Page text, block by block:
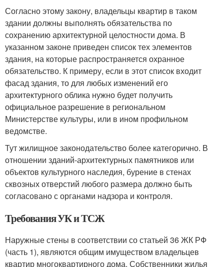
Согласно этому закону, владельцы квартир в таком
здании должны выполнять обязательства по
сохранению архитектурной целостности дома. В
указанном законе приведен список тех элементов
здания, на которые распространяется охранное
обязательство. К примеру, если в этот список входит
фасад здания, то для любых изменений его
архитектурного облика нужно будет получить
официальное разрешение в региональном
Министерстве культуры, или в ином профильном
ведомстве.
Тут жилищное законодательство более категорично. В
отношении зданий-архитектурных памятников или
объектов культурного наследия, бурение в стенах
сквозных отверстий любого размера должно быть
согласовано с органами надзора и контроля.
Требования УК и ТСЖ
Наружные стены в соответствии со статьей 36 ЖК РФ
(часть 1), являются общим имуществом владельцев
квартир многоквартирного дома. Собственники жилья